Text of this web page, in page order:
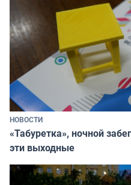
НОВОСТИ
«Табуретка», ночной
эти выходные